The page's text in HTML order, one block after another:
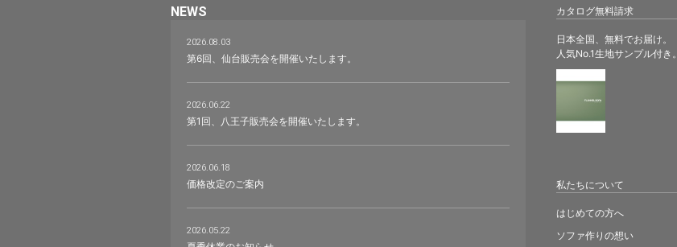
カタログ無料請求
日本全国、無料でお届け。
人気No.1生地サンプル付き。
NEWS
2026.08.03
第6回、仙台販売会を開催いたします。
2026.06.22
第1回、八王子販売会を開催いたします。
2026.06.18
価格改定のご案内
2026.05.22
私たちについて
はじめての方へ
ソファ作りの想い